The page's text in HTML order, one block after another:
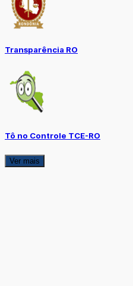
Transparência RO
Tô no Controle TCE-RO
Ver mais